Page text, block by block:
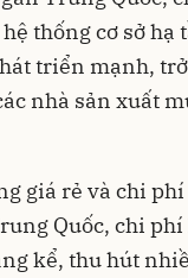
thống cơ sở hạ
triển mạnh,
nhà sản xuất
giá rẻ và chi
Quốc, chi
kể, thu hút